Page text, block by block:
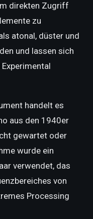
direkten Zugriff
zu
atonal, düster und
und lassen sich
handelt es
aus den 1940er
gewartet oder
wurde ein
verwendet, das
von
Processing